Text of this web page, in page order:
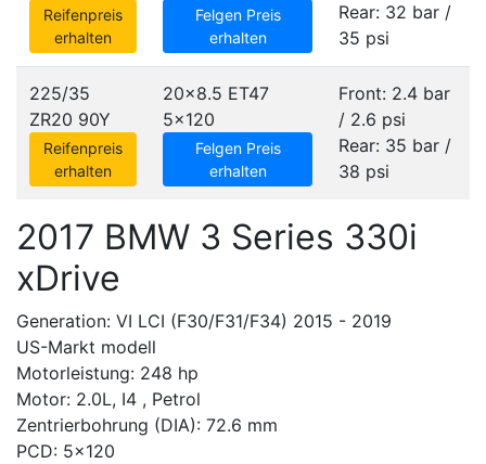
Reifenpreis
erhalten
Felgen Preis
erhalten
Rear: 32 bar /
35 psi
225/35
ZR20 90Y
Reifenpreis
erhalten
20x8.5 ET47
5x120
Felgen Preis
erhalten
Front: 2.4 bar
/ 2.6 psi
Rear: 35 bar /
38 psi
2017 BMW 3 Series 330i
xDrive
Generation: VI LCI (F30/F31/F34) 2015 - 2019
US-Markt modell
Motorleistung: 248 hp
Motor: 2.0L, I4 , Petrol
Zentrierbohrung (DIA): 72.6 mm
PCD: 5x120